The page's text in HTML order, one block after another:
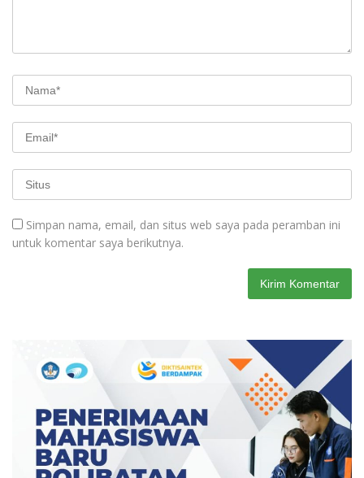
Simpan nama, email, dan situs web saya pada peramban ini
untuk komentar saya berikutnya.